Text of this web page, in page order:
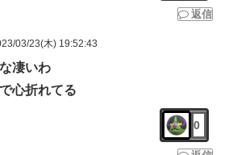
返信
03/23(木) 19:52:43
凄いわ
心折れてる
0